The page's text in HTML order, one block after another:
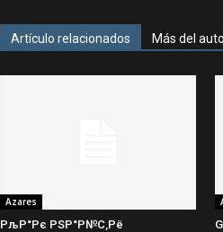
Artículo relacionados Más del
Azares
РљР°Рє РЅР°Р№С‚Рё